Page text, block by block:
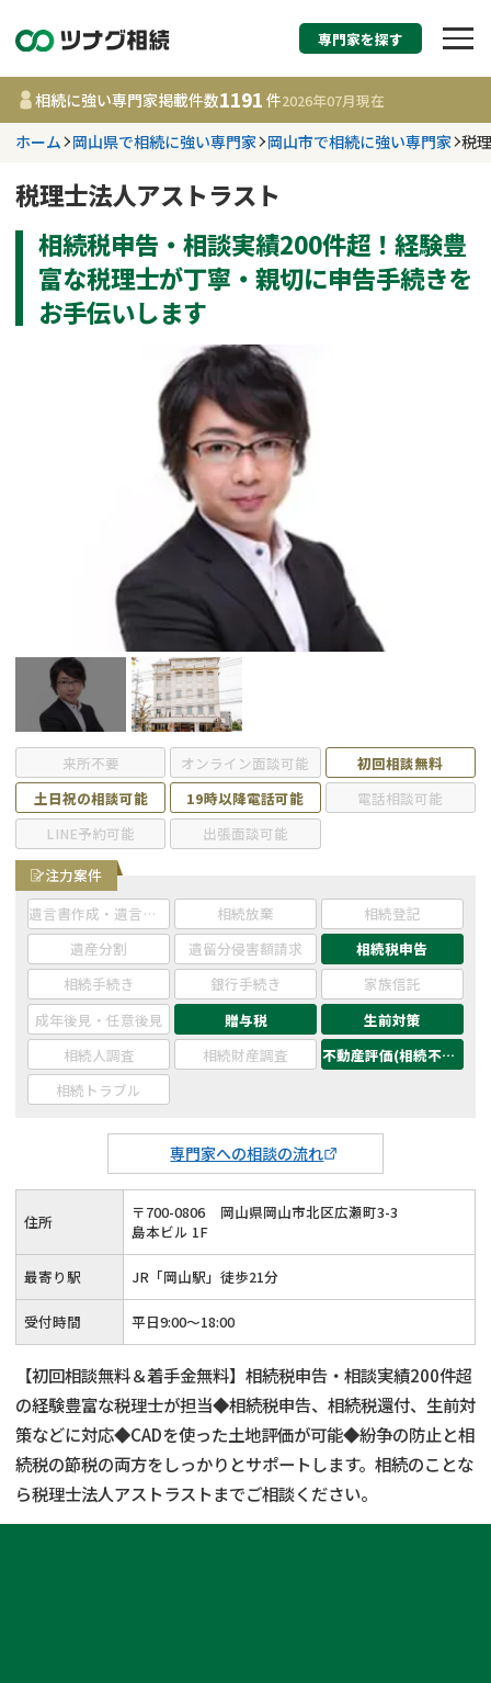
相続税申告・相続手
す
事務所 1191
件
更新日 :2026年07月21日
遺言書作成・遺言執行
相続登記
遺留分侵害額請求
相続手続き
家族信託
不動産評価(相続不動
産)
費用相場
コラム
相続手続き
遺言
遺産分割
調査・アンケート
専門家を探す
相続に強い専門家掲載件数1191 件2026年07月現在
ホーム 岡山県で相続に強い専門家 岡山市で相続に強い専門家 税
税理士法人アストラスト
相続税申告・相談実績200件超！経験豊
富な税理士が丁寧・親切に申告手続きを
お手伝いします
来所不要 オンライン面談可能
初回相談無料
土日祝の相談可能
19時以降電話可能
電話相談可能
LINE予約可能
出張面談可能
専門家への相談の流れ
注力案件
遺言書作成・遺言執行
相続放棄
相続登記
遺産分割
遺留分侵害額請求
相続税申告
相続手続き
銀行手続き
家族信託
成年後見・任意後見
贈与税
生前対策
相続人調査
相続財産調査
不動産評価(相続不動産)
相続トラブル
住所 〒700-0806
岡山県岡山市北区広瀬町3-3
島本ビル 1F
最寄り駅 JR「岡山駅」徒歩21分
受付時間 平日9:00～18:00
【初回相談無料＆着手金無料】相続税申告・相談実績200件超
の経験豊富な税理士が担当◆相続税申告、相続税還付、生前対
策などに対応◆CADを使った土地評価が可能◆紛争の防止と相
続税の節税の両方をしっかりとサポートします。相続のことな
ら税理士法人アストラストまでご相談ください。